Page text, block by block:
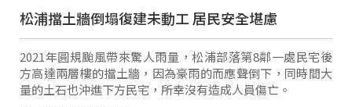
松浦擋土牆倒塌復建未動工 居民安全堪慮
2021年圓規颱風帶來驚人雨量，松浦部落第8鄰一處民宅後
方高達兩層樓的擋土牆，因為豪雨的而應聲倒下，同時間大
量的土石也沖進下方民宅，所幸沒有造成人員傷亡。